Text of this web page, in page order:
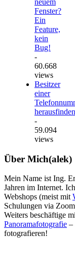
neuem
Fenster?
Ein
Feature,
kein
Bug!
-
60.668
views
Besitzer
einer
herausfinden
-
59.094
views
Über Mich(alek)
Mein Name ist Ing.
Jahren im Internet.
Webshops (meist mit
Schulungen via
Weiters beschäftige
Panoramafotografie –
fotografieren!